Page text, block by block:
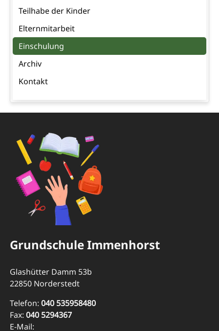
Teilhabe der Kinder
Elternmitarbeit
Einschulung
Archiv
Kontakt
Grundschule Immenhorst
Glashütter Damm 53b
22850 Norderstedt
Telefon: 040 535958480
Fax: 040 5294367
E-Mail: